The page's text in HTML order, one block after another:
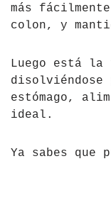
más
colon, y
Luego está la
disolviéndose
estómago,
ideal.
Ya sabes que